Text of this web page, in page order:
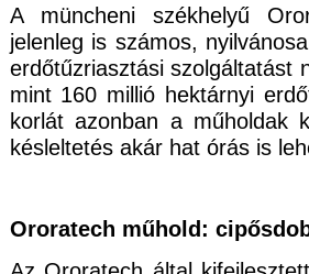
A müncheni székhelyű
jelenleg is számos,
erdőtűzriasztási szolgáltatást
mint 160 millió hektárnyi
korlát azonban a műholdak
késleltetés akár hat órás is
Ororatech műhold: